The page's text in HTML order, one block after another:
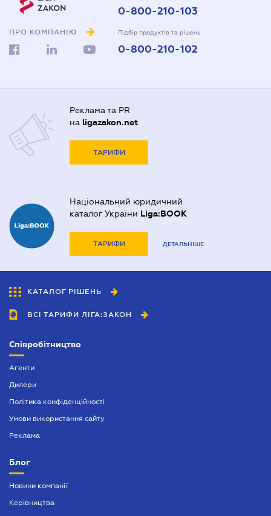
ПРО КОМПАНІЮ
0-800-210-103
Підбір продуктів та рішень
0-800-210-102
Реклама та PR
на ligazakon.net
ТАРИФИ
Національний юридичний
каталог України Liga:BOOK
ТАРИФИ ДЕТАЛЬНІШЕ
КАТАЛОГ РІШЕНЬ
ВСІ ТАРИФИ ЛІГА:ЗАКОН
Співробітництво
Агенти
Дилери
Політика конфіденційності
Умови використання сайту
Реклама
Блог
Новини компанії
Керівництва